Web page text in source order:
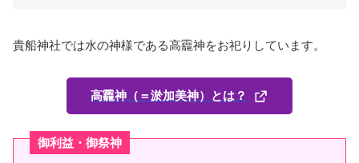
貴船神社では水の神様である高龗神をお祀りしています。
高龗神（＝淤加美神）とは？
御利益・御祭神